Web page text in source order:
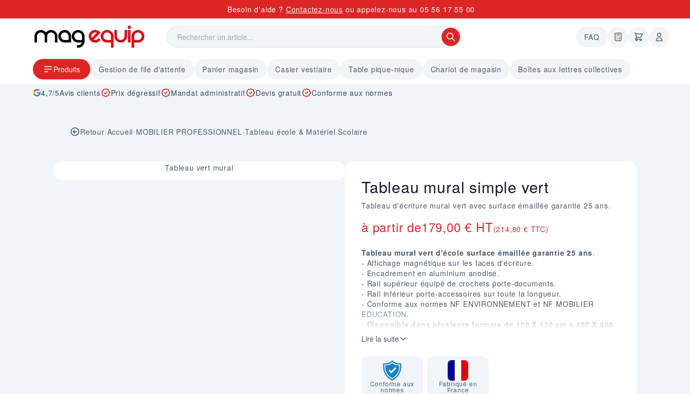
Besoin d'aide ? Contactez-nous ou appelez-nous au 05 56 17 55 00
FAQ 0 articles dans le
undefined
Produits Gestion de file d'attente Panier magasin Casier vestiaire Table pique-nique Chariot de magasin Boîtes aux lettres collectives
4,7/5Avis clients Prix dégressif Mandat administratif Devis gratuit Conforme aux normes
Retour|Accueil•MOBILIER PROFESSIONNEL•Tableau école & Matériel Scolaire
Tableau vert mural
Tableau mural simple vert
Tableau d'écriture mural vert avec surface émaillée garantie 25 ans.
à partir de179,00 € HT(214,80 € TTC)
Tableau mural vert d'école surface émaillée garantie 25 ans.
- Affichage magnétique sur les faces d'écriture.
- Encadrement en aluminium anodisé.
- Rail supérieur équipé de crochets porte-documents.
- Rail inférieur porte-accessoires sur toute la longueur.
- Conforme aux normes NF ENVIRONNEMENT et NF MOBILIER
EDUCATION.
- Disponible dans plusieurs formats de 100 X 120 cm à 120 X 400
cm.
- Garantie 2 ans (surface 25 ans).
Lire la suite
Conforme aux
normes
Fabriqué en
France